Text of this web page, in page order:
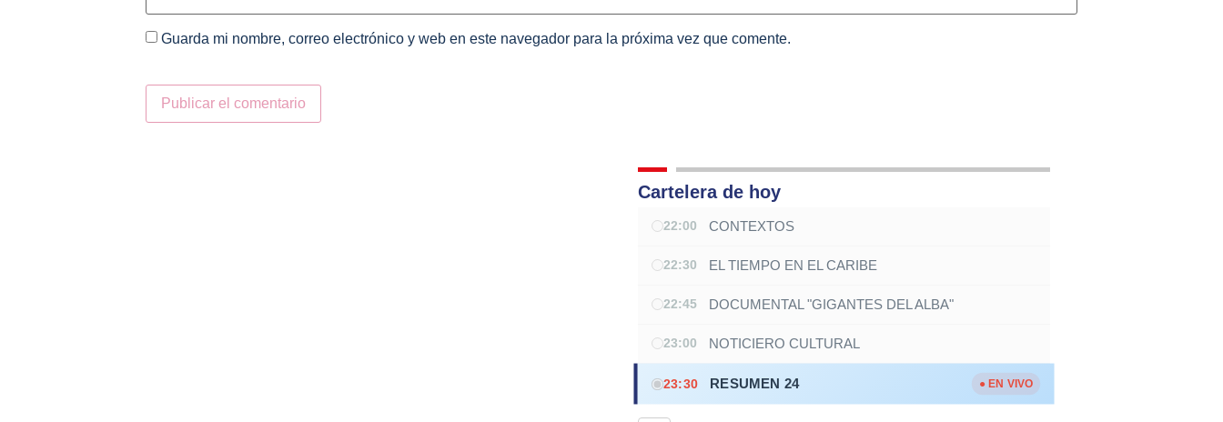
Guarda mi nombre, correo electrónico y web en este navegador para la próxima vez que comente.
Cartelera de hoy
22:00 CONTEXTOS
22:30 EL TIEMPO EN EL CARIBE
22:45 DOCUMENTAL "GIGANTES DEL ALBA"
23:00 NOTICIERO CULTURAL
23:30 RESUMEN 24 ● EN VIVO